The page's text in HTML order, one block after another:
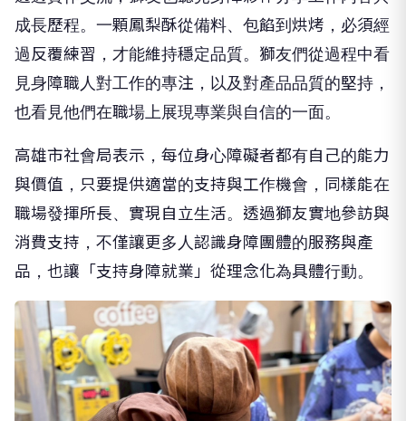
成長歷程。一顆鳳梨酥從備料、包餡到烘烤，必須經
過反覆練習，才能維持穩定品質。獅友們從過程中看
見身障職人對工作的專注，以及對產品品質的堅持，
也看見他們在職場上展現專業與自信的一面。
高雄市社會局表示，每位身心障礙者都有自己的能力
與價值，只要提供適當的支持與工作機會，同樣能在
職場發揮所長、實現自立生活。透過獅友實地參訪與
消費支持，不僅讓更多人認識身障團體的服務與產
品，也讓「支持身障就業」從理念化為具體行動。